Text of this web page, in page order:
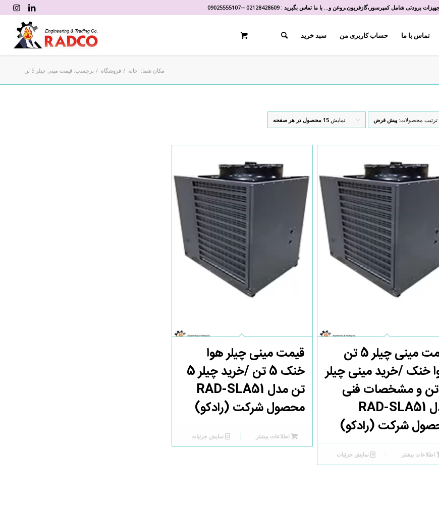
برودتی شامل کمپرسور،گازفریون،روغن و... با ما تماس بگیرید : 02128428609
-
-
09025555107
تماس با ما حساب کاربری من سبد خرید
مکان شما: خانه / فروشگاه / برچسب: قیمت مینی چیلر 5 تن
ترتیب محصولات: پیش فرض نمایش 15 محصول در هر صفحه
قیمت مینی چیلر 5 تن
خنک /خرید مینی چیلر
5 تن و مشخصات فنی
مدل RAD-SLA51
شرکت (رادکو)
اطلاعات بیشتر نمایش جزئیات
قیمت مینی چیلر هوا
خنک 5 تن /خرید چیلر 5
تن مدل RAD-SLA51
محصول شرکت (رادکو)
اطلاعات بیشتر نمایش جزئیات